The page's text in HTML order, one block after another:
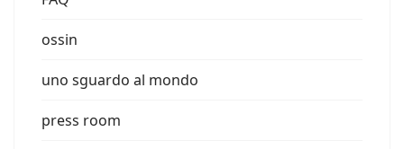
ossin
uno sguardo al mondo
press room